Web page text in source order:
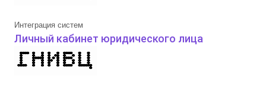
Интеграция систем
Личный кабинет юридического лица